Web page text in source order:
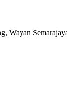
Wayan